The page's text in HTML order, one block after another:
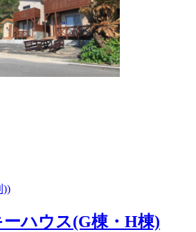
))
ハウス(G棟・H棟)